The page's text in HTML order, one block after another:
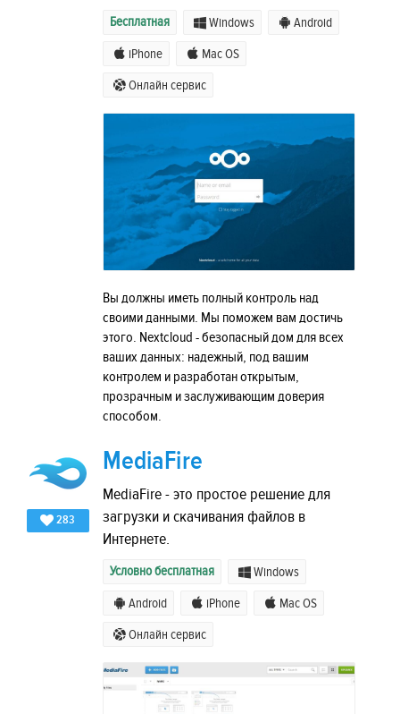
Бесплатная Windows Android
iPhone Mac OS
Онлайн сервис
Вы должны иметь полный контроль над
своими данными. Мы поможем вам достичь
этого. Nextcloud - безопасный дом для всех
ваших данных: надежный, под вашим
контролем и разработан открытым,
прозрачным и заслуживающим доверия
способом.
283
MediaFire
MediaFire - это простое решение для
загрузки и скачивания файлов в
Интернете.
Условно бесплатная Windows
Android iPhone Mac OS
Онлайн сервис